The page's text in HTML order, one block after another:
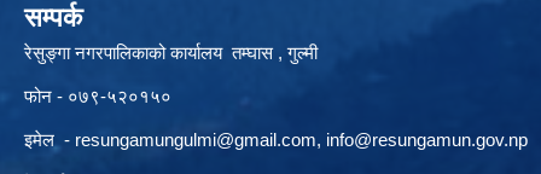
सम्पर्क
रेसुङ्गा नगरपालिकाको कार्यालय तम्घास , गुल्मी
फोन - ०७९-५२०१५०
इमेल - resungamungulmi@gmail.com, info@resungamun.gov.np